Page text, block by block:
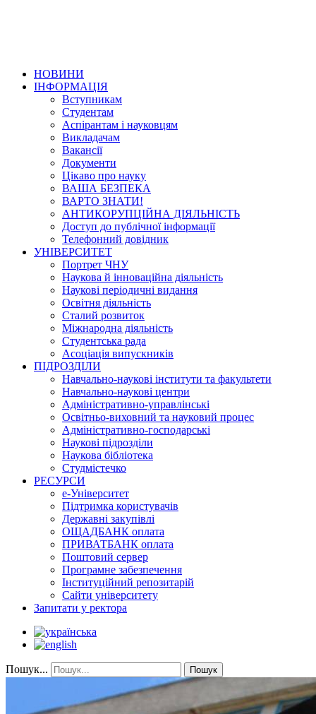
НОВИНИ
ІНФОРМАЦІЯ
Вступникам
Студентам
Аспірантам і науковцям
Викладачам
Вакансії
Документи
Цікаво про науку
ВАША БЕЗПЕКА
ВАРТО ЗНАТИ!
АНТИКОРУПЦІЙНА ДІЯЛЬНІСТЬ
Доступ до публічної інформації
Телефонний довідник
УНІВЕРСИТЕТ
Портрет ЧНУ
Наукова й інноваційна діяльність
Наукові періодичні видання
Освітня діяльність
Сталий розвиток
Міжнародна діяльність
Студентська рада
Асоціація випускників
ПІДРОЗДІЛИ
Навчально-наукові інститути та факультети
Навчально-наукові центри
Адміністративно-управлінські
Освітньо-виховний та науковий процес
Адміністративно-господарські
Наукові підрозділи
Наукова бібліотека
Студмістечко
РЕСУРСИ
е-Університет
Підтримка користувачів
Державні закупівлі
ОЩАДБАНК оплата
ПРИВАТБАНК оплата
Поштовий сервер
Програмне забезпечення
Інституційний репозитарій
Сайти університету
Запитати у ректора
Пошук... Пошук